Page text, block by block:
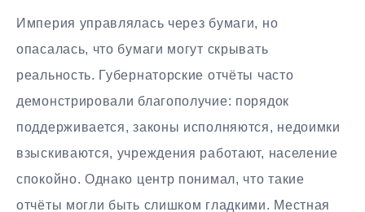
Империя управлялась через бумаги, но
опасалась, что бумаги могут скрывать
реальность. Губернаторские отчёты часто
демонстрировали благополучие: порядок
поддерживается, законы исполняются, недоимки
взыскиваются, учреждения работают, население
спокойно. Однако центр понимал, что такие
отчёты могли быть слишком гладкими. Местная